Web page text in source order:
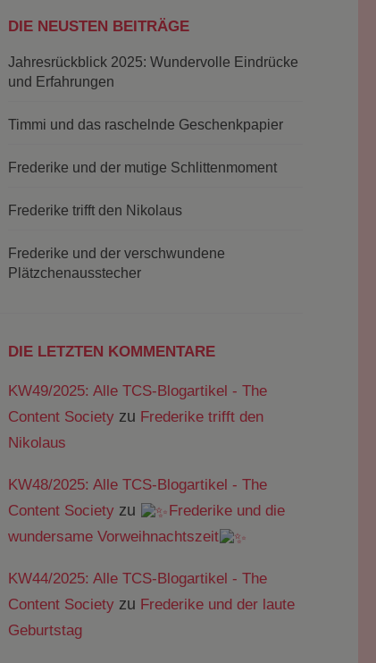
DIE NEUSTEN BEITRÄGE
Jahresrückblick 2025: Wundervolle Eindrücke
und Erfahrungen
Timmi und das raschelnde Geschenkpapier
Frederike und der mutige Schlittenmoment
Frederike trifft den Nikolaus
Frederike und der verschwundene
Plätzchenausstecher
DIE LETZTEN KOMMENTARE
KW49/2025: Alle TCS-Blogartikel - The
Content Society zu Frederike trifft den
Nikolaus
KW48/2025: Alle TCS-Blogartikel - The
Content Society zu
Frederike und die
wundersame Vorweihnachtszeit
KW44/2025: Alle TCS-Blogartikel - The
Content Society zu Frederike und der laute
Geburtstag